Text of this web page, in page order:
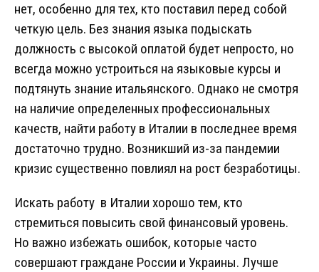
нет, особенно для тех, кто поставил перед собой
четкую цель. Без знания языка подыскать
должность с высокой оплатой будет непросто, но
всегда можно устроиться на языковые курсы и
подтянуть знание итальянского. Однако не смотря
на наличие определенных профессиональных
качеств, найти работу в Италии в последнее время
достаточно трудно. Возникший из-за пандемии
кризис существенно повлиял на рост безработицы.
Искать работу в Италии хорошо тем, кто
стремиться повысить свой финансовый уровень.
Но важно избежать ошибок, которые часто
совершают граждане России и Украины. Лучше